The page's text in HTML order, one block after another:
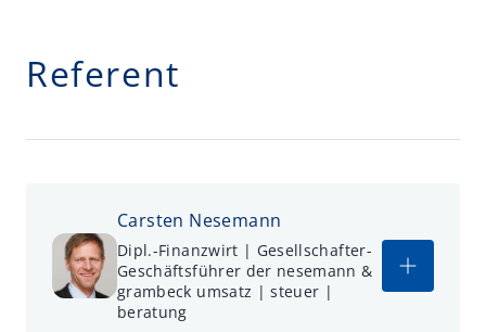
Referent
Carsten Nesemann
Dipl.-Finanzwirt | Gesellschafter-
Geschäftsführer der nesemann &
grambeck umsatz | steuer |
beratung